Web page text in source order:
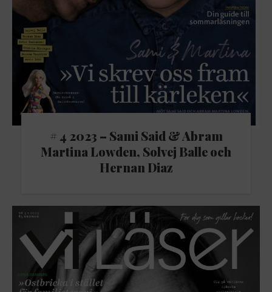
# 4 2023 – Sami Said & Abram
Martina Lowden, Solvej Balle och
Hernan Diaz